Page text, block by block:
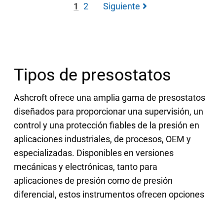
1 2 Siguiente
Tipos de presostatos
Ashcroft ofrece una amplia gama de presostatos
diseñados para proporcionar una supervisión, un
control y una protección fiables de la presión en
aplicaciones industriales, de procesos, OEM y
especializadas. Disponibles en versiones
mecánicas y electrónicas, tanto para
aplicaciones de presión como de presión
diferencial, estos instrumentos ofrecen opciones